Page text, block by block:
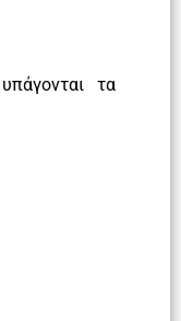
τα